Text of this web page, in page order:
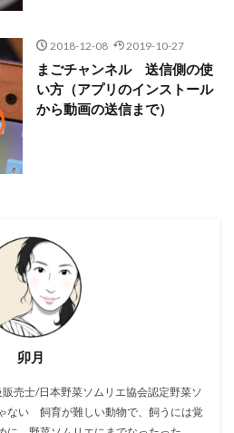
2018-12-08 2019-10-27
まごチャンネル 送信側の使
い方（アプリのインストール
から動画の送信まで）
卯月
売士/日本野菜ソムリエ協会認定野菜ソ
ない 飼育が難しい動物で、飼うには覚